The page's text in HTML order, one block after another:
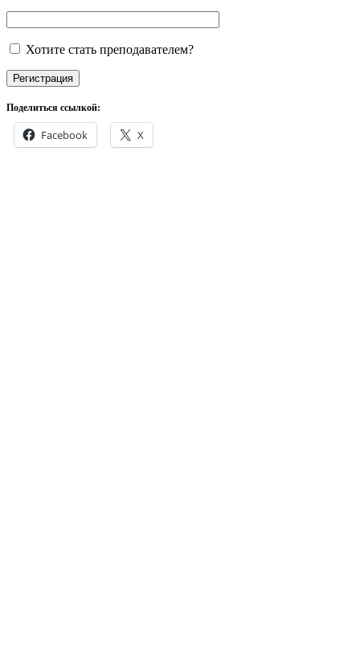
Хотите стать преподавателем?
Регистрация
Поделиться ссылкой:
Facebook X